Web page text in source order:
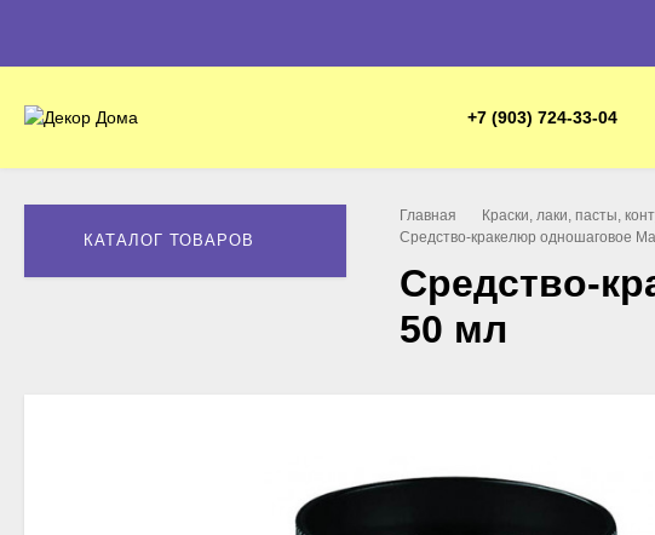
+7 (903) 724-33-04
КАТАЛОГ ТОВАРОВ
Главная Краски, лаки, пасты,
Средство-кракелюр одношаговое
Средство-
50 мл